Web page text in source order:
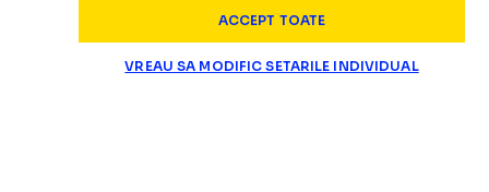
ACCEPT TOATE
VREAU SA MODIFIC SETARILE INDIVIDUAL